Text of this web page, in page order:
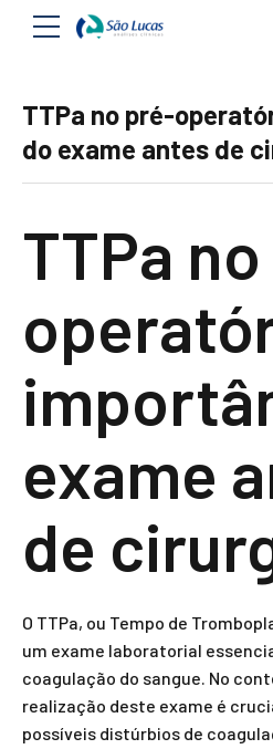
TTPa no pré-
do exame antes de
TTPa
exame
de
O TTPa, ou Tempo de
um exame laboratorial
coagulação do sangue. No
realização deste exame é
possíveis distúrbios de